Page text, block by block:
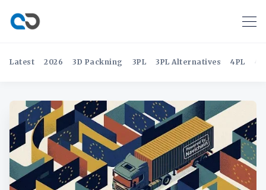
Latest 2026 3D Packning 3PL 3PL Alternatives 4PL